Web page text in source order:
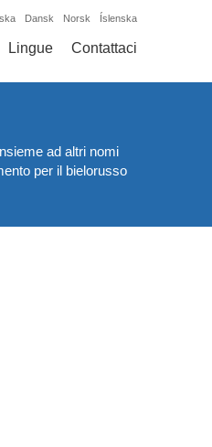
Dansk Norsk Íslenska
Lingue Contattaci
ad altri nomi
per il bielorusso